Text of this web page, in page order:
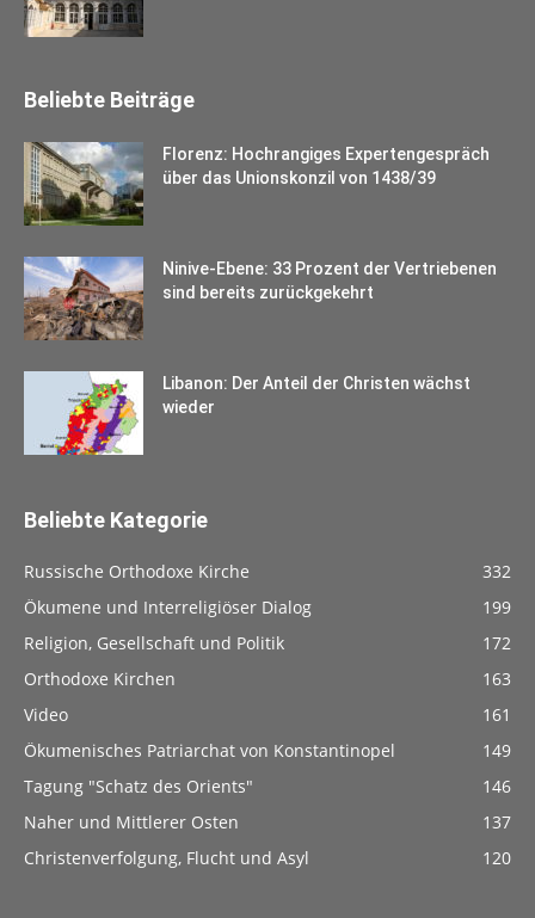
Beliebte Beiträge
Florenz: Hochrangiges Expertengespräch
über das Unionskonzil von 1438/39
Ninive-Ebene: 33 Prozent der Vertriebenen
sind bereits zurückgekehrt
Libanon: Der Anteil der Christen wächst
wieder
Beliebte Kategorie
Russische Orthodoxe Kirche
332
Ökumene und Interreligiöser Dialog
199
Religion, Gesellschaft und Politik
172
Orthodoxe Kirchen
163
Video
161
Ökumenisches Patriarchat von Konstantinopel
149
Tagung "Schatz des Orients"
146
Naher und Mittlerer Osten
137
Christenverfolgung, Flucht und Asyl
120